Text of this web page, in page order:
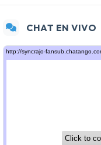
CHAT EN VIVO